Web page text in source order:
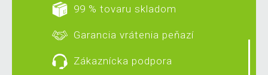
99 % tovaru skladom
Garancia vrátenia peňazí
Zákaznícka podpora